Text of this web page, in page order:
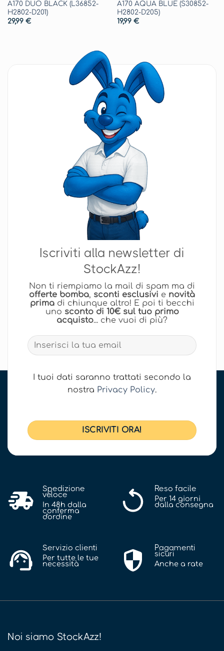
A170 DUO BLACK (L36852-
H2802-D201)
29,99 €
A170 AQUA BLUE (S30852-
H2802-D205)
19,99 €
Iscriviti alla newsletter di
StockAzz!
Non ti riempiamo la mail di spam ma di
offerte bomba, sconti esclusivi e novità
primadi chiunque altro! E poi ti becchi
uno sconto di 10€ sul tuo primo
acquisto... che vuoi di più?
I tuoi dati saranno trattati secondo la
nostra Privacy Policy.
Spedizione
veloce
In 48h dalla
conferma
d'ordine
Reso facile
Per 14 giorni
dalla consegna
Servizio clienti
Per tutte le tue
necessità
Pagamenti
sicuri
Anche a rate
Noi siamo StockAzz!